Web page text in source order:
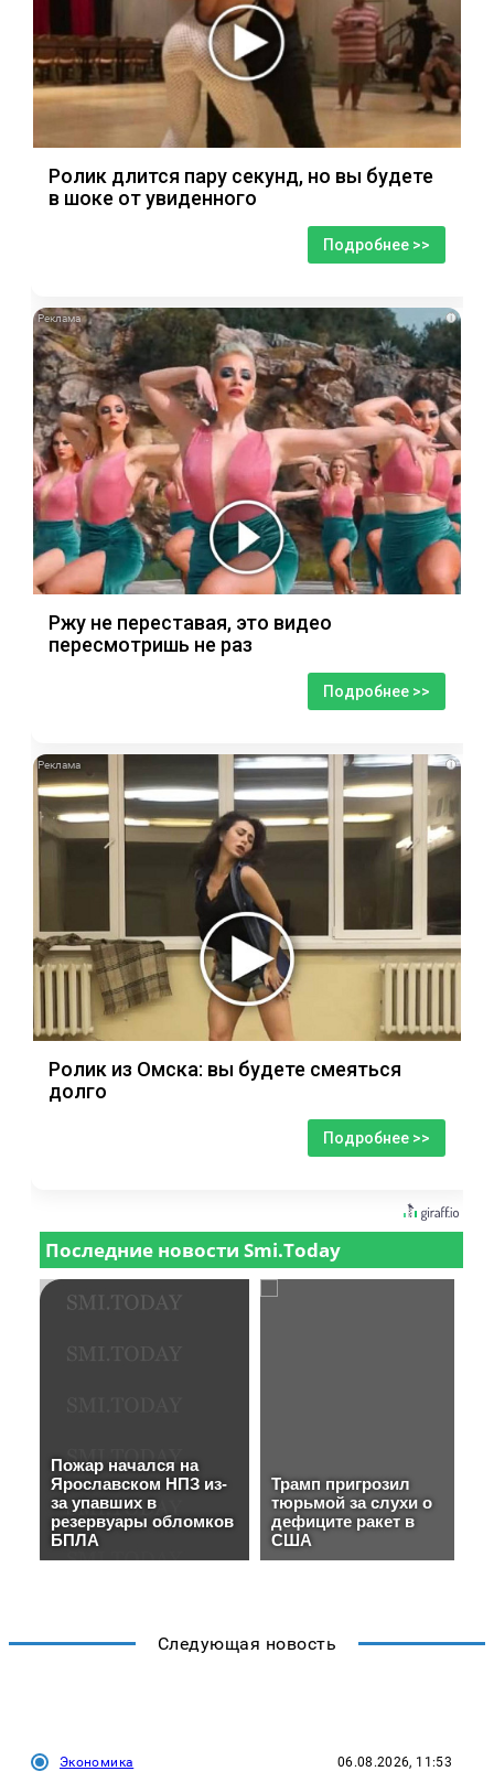
Ролик длится пару секунд, но вы будете
в шоке от увиденного
Подробнее >>
i
Ржу не переставая, это видео
пересмотришь не раз
Подробнее >>
i
Ролик из Омска: вы будете смеяться
долго
Подробнее >>
Следующая новость
Экономика 06.08.2026, 11:53